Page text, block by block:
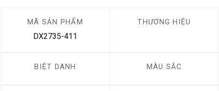
MÃ SẢN PHẨM
DX2735-411
THƯƠNG HIỆU
BIỆT DANH MÀU SẮC